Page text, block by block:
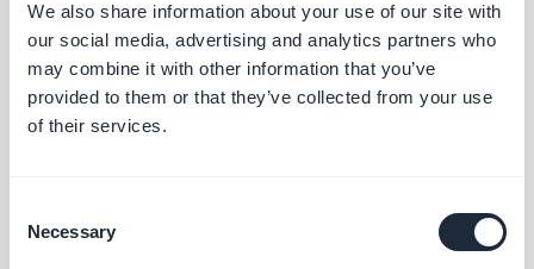
We also share information about your use of our site with
our social media, advertising and analytics partners who
may combine it with other information that you’ve
provided to them or that they’ve collected from your use
of their services.
Selection
Necessary
evenement te maken om zoveel mogelijk mensen
van tevoren te informeren. Er wordt steeds meer
gecommuniceerd via sociale netwerken, maar ook
via apps, omdat gebruikers steeds meer
van een app gekoppeld aan het evenement is een
garantie voor het maximaliseren van het aantal